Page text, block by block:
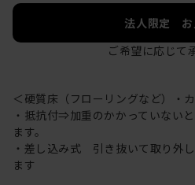
法人限定 お
ご希望に応じて
＜硬質床（フローリングなど）・
・抵抗付⇒加重のかかっていない
ます。
・差し込み式 引き抜いて取り外
ます